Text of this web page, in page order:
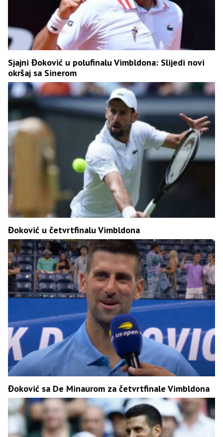
Sjajni Đoković u polufinalu Vimbldona: Slijedi novi
okršaj sa Sinerom
Đoković u četvrtfinalu Vimbldona
Đoković sa De Minaurom za četvrtfinale Vimbldona